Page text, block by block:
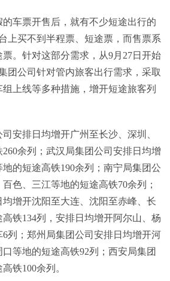
票开售后，就有不少短途出行的
上买不到半程票、短途票，而售票系
。针对这部分需求，从9月27日开始
团公司针对管内旅客出行需求，采取
上线等多种措施，增开短途旅客列
排日均增开广州至长沙、深圳、
余列；武汉局集团公司安排日均增
的短途高铁190余列；南宁局集团公
色、三江等地的短途高铁70余列；
增开沈阳至大连、沈阳至赤峰、长
铁134列，安排日均增开阿尔山、杨
列；郑州局集团公司安排日均增开河
等地的短途高铁92列；西安局集团
铁100余列。